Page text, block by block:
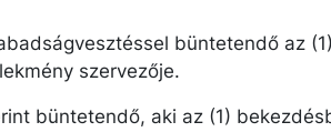
büntetendő az
szervezője.
büntetendő, aki az (1)